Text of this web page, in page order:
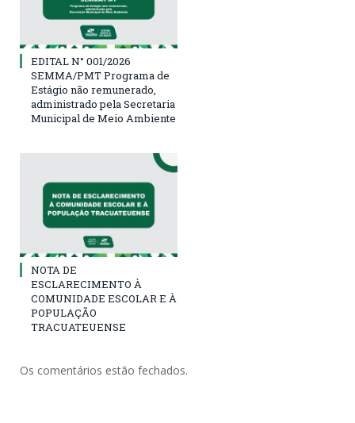
EDITAL N° 001/2026
SEMMA/PMT Programa de
Estágio não remunerado,
administrado pela Secretaria
Municipal de Meio Ambiente
NOTA DE
ESCLARECIMENTO À
COMUNIDADE ESCOLAR E À
POPULAÇÃO
TRACUATEUENSE
Os comentários estão fechados.